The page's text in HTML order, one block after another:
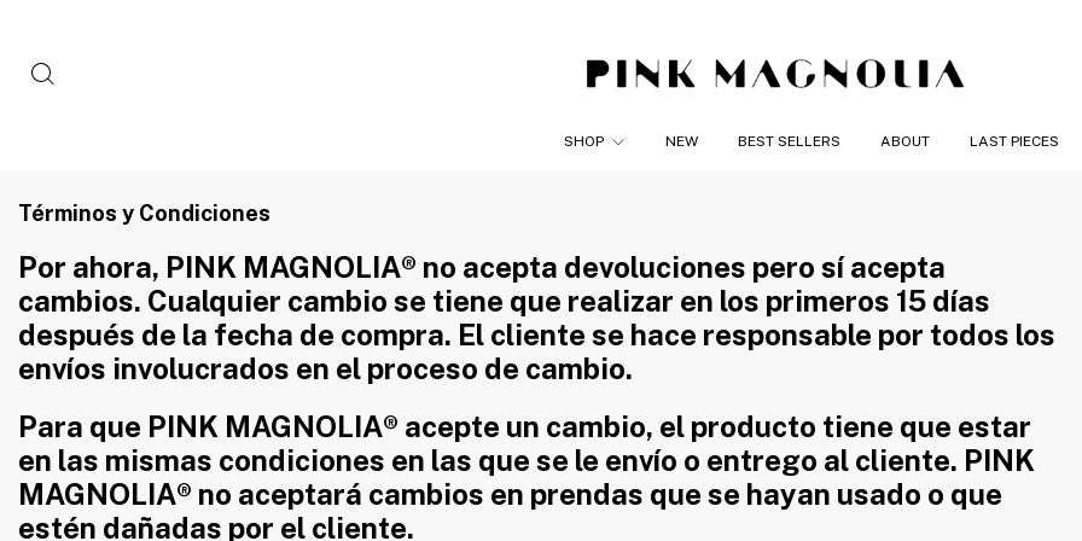
SHOP NEW BEST SELLERS ABOUT LAST PIECES
Términos y Condiciones
Por ahora, PINK MAGNOLIA® no acepta devoluciones pero sí acepta
cambios. Cualquier cambio se tiene que realizar en los primeros 15 días
después de la fecha de compra. El cliente se hace responsable por todos los
envíos involucrados en el proceso de cambio.
Para que PINK MAGNOLIA® acepte un cambio, el producto tiene que estar
en las mismas condiciones en las que se le envío o entrego al cliente. PINK
MAGNOLIA® no aceptará cambios en prendas que se hayan usado o que
estén dañadas por el cliente.